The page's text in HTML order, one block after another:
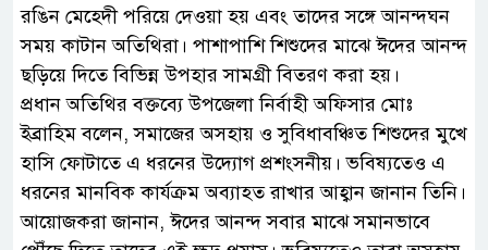
রঙিন মেহেদী পরিয়ে দেওয়া হয় এবং তাদের সঙ্গে আনন্দঘন
সময় কাটান অতিথিরা। পাশাপাশি শিশুদের মাঝে ঈদের আনন্দ
ছড়িয়ে দিতে বিভিন্ন উপহার সামগ্রী বিতরণ করা হয়।
প্রধান অতিথির বক্তব্যে উপজেলা নির্বাহী অফিসার মোঃ
ইব্রাহিম বলেন, সমাজের অসহায় ও সুবিধাবঞ্চিত শিশুদের মুখে
হাসি ফোটাতে এ ধরনের উদ্যোগ প্রশংসনীয়। ভবিষ্যতেও এ
ধরনের মানবিক কার্যক্রম অব্যাহত রাখার আহ্বান জানান তিনি।
আয়োজকরা জানান, ঈদের আনন্দ সবার মাঝে সমানভাবে